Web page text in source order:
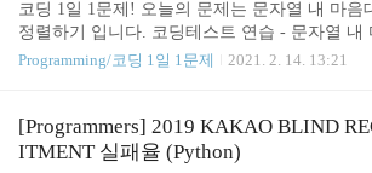
(1, len(arr)): if before_num != arr[i]:
[i]) before_num = arr[i] return answer SOMJANG..
코딩 1일 1문제! 오늘의 문제는 문자열 내 마음
정렬하기 입니다. 코딩테스트 연습 - 문자열 내
대로 정렬하기 문자열로 구성된 리스트 strings와
rings가 [sun, bed, car]이고 n이 1이면 각 단어의
스 1 programmers.co.kr Solution def
Programming/코딩 1일 1문제 2021. 2. 14. 13:21
[Programmers] 2019 KAKAO BLIND
ITMENT 실패율 (Python)